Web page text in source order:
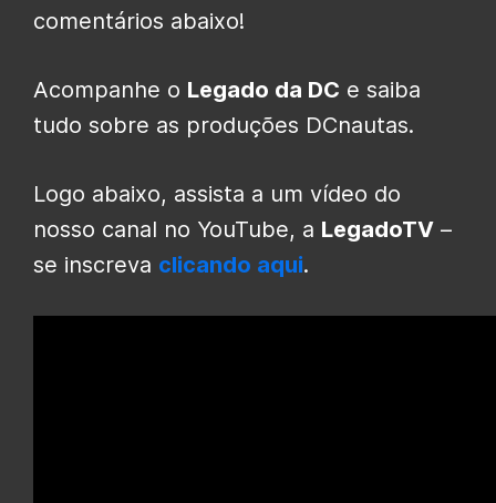
comentários abaixo!
Acompanhe o Legado da DC e saiba
tudo sobre as produções DCnautas.
Logo abaixo, assista a um vídeo do
nosso canal no YouTube, a LegadoTV –
se inscreva clicando aqui.